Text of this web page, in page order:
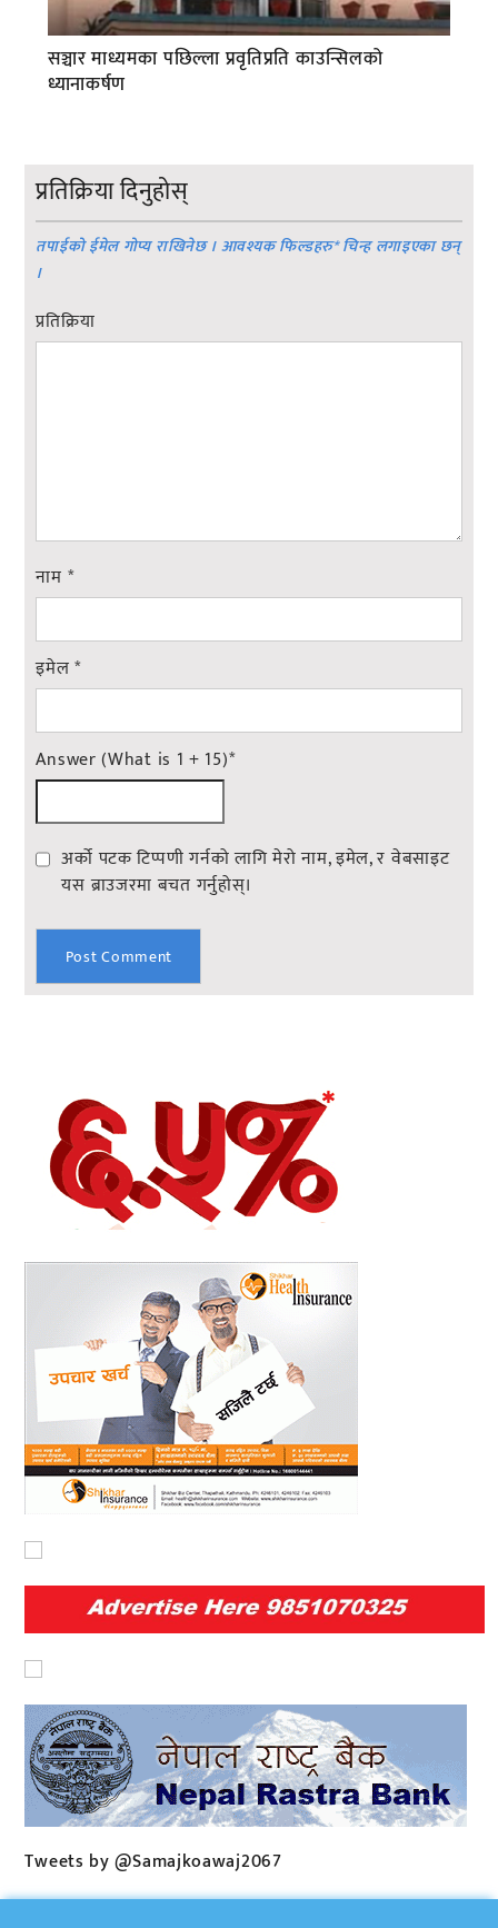
सञ्चार माध्यमका पछिल्ला प्रवृतिप्रति काउन्सिलको
ध्यानाकर्षण
प्रतिक्रिया दिनुहोस्
तपाईको ईमेल गोप्य राखिनेछ । आवश्यक फिल्डहरु*चिन्ह लगाइएका छन्
।
प्रतिक्रिया
नाम *
इमेल*
Answer (What is 1 + 15)*
अर्को पटक टिप्पणी गर्नको लागि मेरो नाम, इमेल, र वेबसाइट
यस ब्राउजरमा बचत गर्नुहोस्।
Tweets by @Samajkoawaj2067